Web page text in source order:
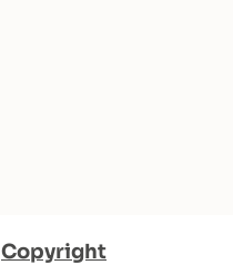
Copyright